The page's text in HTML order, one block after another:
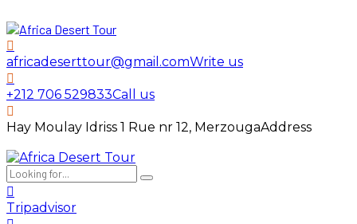
africadeserttour@gmail.comWrite us
+212 706 529833Call us
Hay Moulay Idriss 1 Rue nr 12, MerzougaAddress
Tripadvisor